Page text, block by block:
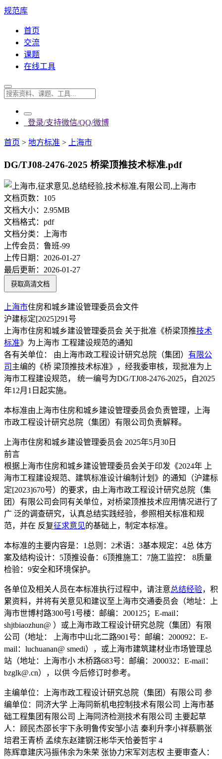
规范库
首页
交流
课题
在线工具
登录/支持微信/QQ/微博
首页 > 地方标准 > 上海市
DG/TJ08-2476-2025 桥梁顶推技术标准.pdf
文档页数： 105
文档大小： 2.95MB
文档格式： pdf
文档分类： 上海市
上传会员： 鲁班-99
上传日期： 2026-01-27
最后更新： 2026-01-27
获取高清文档
上海市住房和城乡建设管理委员会文件
沪建标定[2025]291号
上海市住房和城乡建设管理委员会 关于批准《桥梁顶推技术
标准》为上海市 工程建设规范的通知
各有关单位： 由上海市政工程设计研究总院（集团） 有限公
司 主编的《桥 梁顶推技术标准》，经我委审核，现批准为上
海市工程建设规范， 统一编号为DG/TJ08-2476-2025，自2025
年12月1日起实施。
本标准由上海市住房和城乡建设管理委员会负责管理，上海
市政工程设计研究总院（集团）有限公司负责解释。
上海市住房和城乡建设管理委员会 2025年5月30日
前言
根据上海市住房和城乡建设管理委员会关于印发《2024年 上
海市工程建设规范、建筑标准设计编制计划》的通知（沪建标
定[2023]670号）的要求，由上海市政工程设计研究总院（集
团）有限公司会同有关单位，对桥梁顶推技术应用情况进行了
广 泛的调查研究，认真总结实践经验，参照相关标准和规
范，并在 反复征求意见的基础上，制定本标准。
本标准的主要内容是：1总则：2术语：3基本规定：4总 体方
案及结构设计：5顶推设备：6顶推施工：7施工监控： 8质量
检验：9安全和环境保护。
各单位及相关人员在本标准执行过程中，请注意总结经验，积
累资料，并将有关意见和建议至上海市交通委员会（地址：上
海市世博村路300号1号楼：邮编：200125；E-mail：
shjtbiaozhun@ ）或上海市政工程设计研究总院（集团）有限
公司（地址： 上海市中山北二路901号：邮编：200092：E-
mail：luchuanan@ smedi），或上海市建筑建材业市场管理总
站（地址：上海市小 木桥路683号：邮编：200032：E-mail：
bzglk@.cn），以供 今后修订时参考。
主编单位：上海市政工程设计研究总院（集团）有限公司 参
编单位：同济大学 上海同新机电控制技术有限公司 上海市基
础工程集团有限公司 上海同济检测技术有限公司 主要起草
人：顾民杰邵长宇下永明鲁传安邹小洁 秦利升李小祥蔡鹏张
培君王青桥 孟续东赵建钢汪彬华天恰姜哲宇 4
陈辉章建庆冯振伟余为朱荣 张协力宋军刘志权 主要审查人：